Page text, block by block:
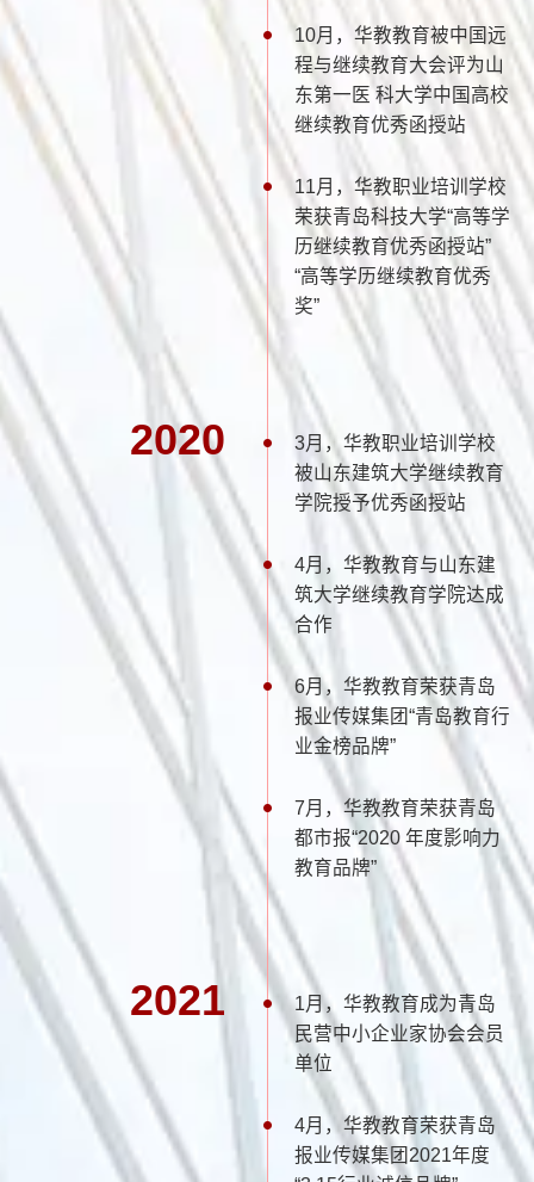
10月，华教教育被中国远
程与继续教育大会评为山
东第一医 科大学中国高校
继续教育优秀函授站
11月，华教职业培训学校
荣获青岛科技大学“高等学
历继续教育优秀函授站”
“高等学历继续教育优秀
奖”
2020
3月，华教职业培训学校
被山东建筑大学继续教育
学院授予优秀函授站
4月，华教教育与山东建
筑大学继续教育学院达成
合作
6月，华教教育荣获青岛
报业传媒集团“青岛教育行
业金榜品牌”
7月，华教教育荣获青岛
都市报“2020 年度影响力
教育品牌”
2021
1月，华教教育成为青岛
民营中小企业家协会会员
单位
4月，华教教育荣获青岛
报业传媒集团2021年度